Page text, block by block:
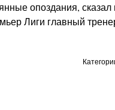
опоздания,
Лиги главный